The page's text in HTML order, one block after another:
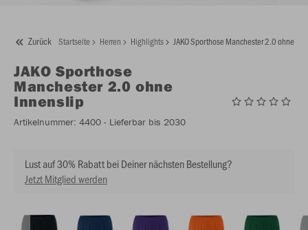
Zurück Startseite Herren Highlights JAKO Sporthose Manchester 2.0 ohne
JAKO Sporthose
Manchester 2.0 ohne
Innenslip
Artikelnummer: 4400 - Lieferbar bis 2030
Lust auf 30% Rabatt bei Deiner nächsten Bestellung?
Jetzt Mitglied werden